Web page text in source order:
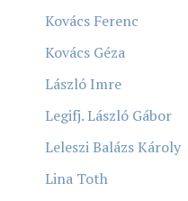
Kovács Ferenc
Kovács Géza
László Imre
Legifj. László Gábor
Leleszi Balázs Károly
Lina Toth